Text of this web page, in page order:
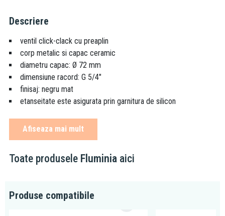
Descriere
ventil click-clack cu preaplin
corp metalic si capac ceramic
diametru capac: Ø 72 mm
dimensiune racord: G 5/4"
finisaj: negru mat
etanseitate este asigurata prin garnitura de silicon
Compatibilcu toate lavoarele cu preaplin, recomandat pentru
lavoarele Fluminia.
Despre brand:
celor 3 caracteristici: design, calitate si pret accesibil.
Afiseaza mai mult
Toate produsele Fluminia aici
Produse compatibile